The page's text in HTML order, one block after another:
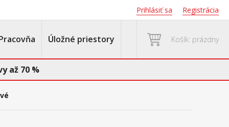
Prihlásiť sa Registrácia
Úložné priestory Košík: prázdny
až 70 %